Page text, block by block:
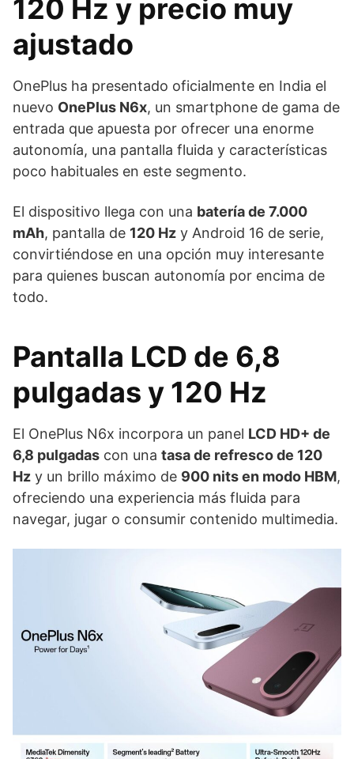
120 Hz y precio muy
ajustado
OnePlus ha presentado oficialmente en India el
nuevo OnePlus N6x, un smartphone de gama de
entrada que apuesta por ofrecer una enorme
autonomía, una pantalla fluida y características
poco habituales en este segmento.
El dispositivo llega con una batería de 7.000
mAh, pantalla de 120 Hz y Android 16 de serie,
convirtiéndose en una opción muy interesante
para quienes buscan autonomía por encima de
todo.
Pantalla LCD de 6,8
pulgadas y 120 Hz
El OnePlus N6x incorpora un panel LCD HD+ de
6,8 pulgadas con una tasa de refresco de 120
Hz y un brillo máximo de 900 nits en modo HBM,
ofreciendo una experiencia más fluida para
navegar, jugar o consumir contenido multimedia.